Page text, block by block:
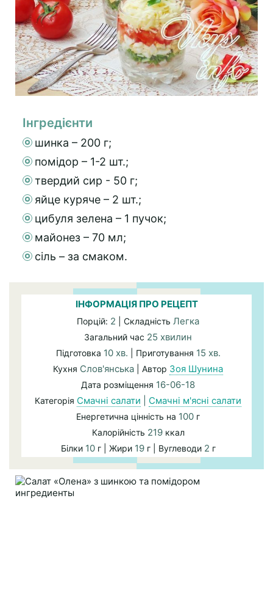
Інгредієнти
шинка – 200 г;
помідор – 1-2 шт.;
твердий сир - 50 г;
яйце куряче – 2 шт.;
цибуля зелена – 1 пучок;
майонез – 70 мл;
сіль – за смаком.
ІНФОРМАЦІЯ ПРО РЕЦЕПТ
Порцій: 2 | Складність Легка
Загальний час 25 хвилин
Підготовка 10 хв. | Приготування 15 хв.
Кухня Слов'янська | Автор Зоя Шунина
Дата розміщення 16-06-18
Категорія Смачні салати Смачні м'ясні салати
Енергетична цінність на 100 г
Калорійність 219ккал
Білки 10г | Жири 19г | Вуглеводи 2 г